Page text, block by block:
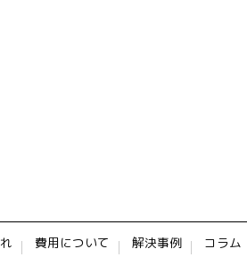
費用について 解決事例 コラム